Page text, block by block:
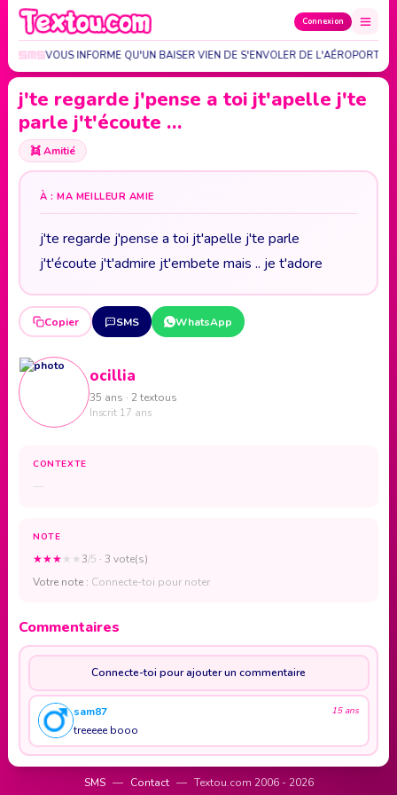
Connexion
VOUS INFORME QU'UN BAISER VIEN DE S'ENVOLER DE L'AÉROPORT
j'te regarde j'pense a toi jt'apelle j'te
parle j't'écoute …
👯Amitié
À : MA MEILLEUR AMIE
j'te regarde j'pense a toi jt'apelle j'te parle
j't'écoute j't'admire jt'embete mais .. je t'adore
Copier SMS WhatsApp
ocillia
35 ans · 2 textous
Inscrit 17 ans
CONTEXTE
—
NOTE
★★★★ ★3/5 · 3 vote(s)
Votre note : Connecte-toi pour noter
Commentaires
Connecte-toi pour ajouter un commentaire
sam87 15 ans
treeeee booo
SMS — Contact — Textou.com 2006 - 2026